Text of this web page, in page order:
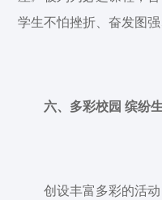
学生不怕挫折、奋发图强
六、多彩校园 缤纷
创设丰富多彩的活